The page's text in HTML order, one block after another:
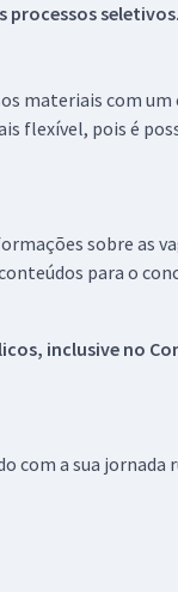
seletivos.
materiais com
flexível, pois é
sobre as
para o
inclusive no
com a sua jornada